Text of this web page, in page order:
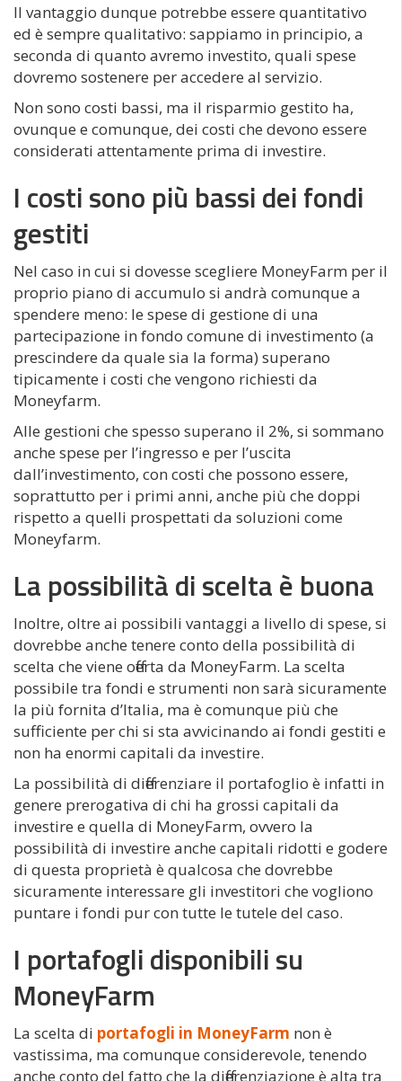
Il vantaggio dunque potrebbe essere quantitativo
ed è sempre qualitativo: sappiamo in principio, a
seconda di quanto avremo investito, quali spese
dovremo sostenere per accedere al servizio.
Non sono costi bassi, ma il risparmio gestito ha,
ovunque e comunque, dei costi che devono essere
considerati attentamente prima di investire.
I costi sono più bassi dei fondi
gestiti
Nel caso in cui si dovesse scegliere MoneyFarm per il
proprio piano di accumulo si andrà comunque a
spendere meno: le spese di gestione di una
partecipazione in fondo comune di investimento (a
prescindere da quale sia la forma) superano
tipicamente i costi che vengono richiesti da
Moneyfarm.
Alle gestioni che spesso superano il 2%, si sommano
anche spese per l’ingresso e per l’uscita
dall’investimento, con costi che possono essere,
soprattutto per i primi anni, anche più che doppi
rispetto a quelli prospettati da soluzioni come
Moneyfarm.
La possibilità di scelta è buona
Inoltre, oltre ai possibili vantaggi a livello di spese, si
dovrebbe anche tenere conto della possibilità di
scelta che viene offerta da MoneyFarm. La scelta
possibile tra fondi e strumenti non sarà sicuramente
la più fornita d’Italia, ma è comunque più che
sufficiente per chi si sta avvicinando ai fondi gestiti e
non ha enormi capitali da investire.
La possibilità di differenziare il portafoglio è infatti in
genere prerogativa di chi ha grossi capitali da
investire e quella di MoneyFarm, ovvero la
possibilità di investire anche capitali ridotti e godere
di questa proprietà è qualcosa che dovrebbe
sicuramente interessare gli investitori che vogliono
puntare i fondi pur con tutte le tutele del caso.
I portafogli disponibili su
MoneyFarm
La scelta di portafogli in MoneyFarm non è
vastissima, ma comunque considerevole, tenendo
anche conto del fatto che la differenziazione è alta tra